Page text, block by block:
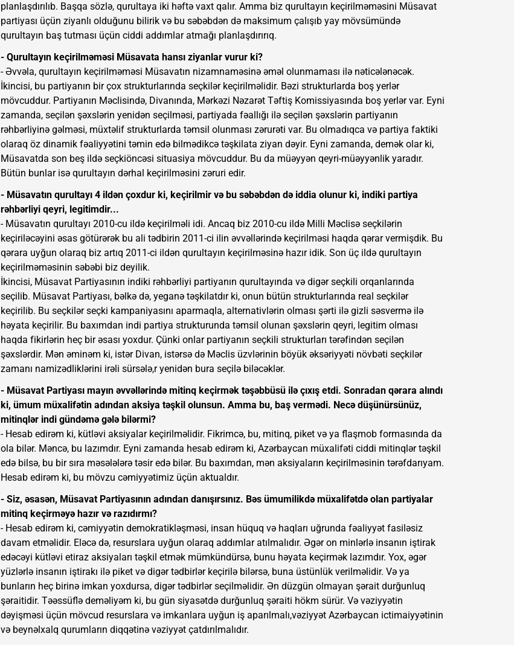
planlaşdırılıb. Başqa sözlə, qurultaya iki həftə vaxt qalır. Amma biz qurultayın keçirilməməsini Müsavat
partiyası üçün ziyanlı olduğunu bilirik və bu səbəbdən də maksimum çalışıb yay mövsümündə
qurultayın baş tutması üçün ciddi addımlar atmağı planlaşdırırıq.
- Qurultayın keçirilməməsi Müsavata hansı ziyanlar vurur ki?
- Əvvəla, qurultayın keçirilməməsi Müsavatın nizamnaməsinə əməl olunmaması ilə nəticələnəcək.
İkincisi, bu partiyanın bir çox strukturlarında seçkilər keçirilməlidir. Bəzi strukturlarda boş yerlər
mövcuddur. Partiyanın Məclisində, Divanında, Mərkəzi Nəzarət Təftiş Komissiyasında boş yerlər var. Eyni
zamanda, seçilən şəxslərin yenidən seçilməsi, partiyada fəallığı ilə seçilən şəxslərin partiyanın
rəhbərliyinə gəlməsi, müxtəlif strukturlarda təmsil olunması zərurəti var. Bu olmadıqca və partiya faktiki
olaraq öz dinamik fəaliyyətini təmin edə bilmədikcə təşkilata ziyan dəyir. Eyni zamanda, demək olar ki,
Müsavatda son beş ildə seçkiöncəsi situasiya mövcuddur. Bu da müəyyən qeyri-müəyyənlik yaradır.
Bütün bunlar isə qurultayın dərhal keçirilməsini zəruri edir.
- Müsavatın qurultayı 4 ildən çoxdur ki, keçirilmir və bu səbəbdən də iddia olunur ki, indiki partiya
rəhbərliyi qeyri, legitimdir...
- Müsavatın qurultayı 2010-cu ildə keçirilməli idi. Ancaq biz 2010-cu ildə Milli Məclisə seçkilərin
keçiriləcəyini əsas götürərək bu ali tədbirin 2011-ci ilin əvvəllərində keçirilməsi haqda qərar vermişdik. Bu
qərara uyğun olaraq biz artıq 2011-ci ildən qurultayın keçirilməsinə hazır idik. Son üç ildə qurultayın
keçirilməməsinin səbəbi biz deyilik.
İkincisi, Müsavat Partiyasının indiki rəhbərliyi partiyanın qurultayında və digər seçkili orqanlarında
seçilib. Müsavat Partiyası, bəlkə də, yeganə təşkilatdır ki, onun bütün strukturlarında real seçkilər
keçirilib. Bu seçkilər seçki kampaniyasını aparmaqla, alternativlərin olması şərti ilə gizli səsvermə ilə
həyata keçirilir. Bu baxımdan indi partiya strukturunda təmsil olunan şəxslərin qeyri, legitim olması
haqda fikirlərin heç bir əsası yoxdur. Çünki onlar partiyanın seçkili strukturları tərəfindən seçilən
şəxslərdir. Mən əminəm ki, istər Divan, istərsə də Məclis üzvlərinin böyük əksəriyyəti növbəti seçkilər
zamanı namizədliklərini irəli sürsələ,r yenidən bura seçilə biləcəklər.
- Müsavat Partiyası mayın əvvəllərində mitinq keçirmək təşəbbüsü ilə çıxış etdi. Sonradan qərara alındı
ki, ümum müxalifətin adından aksiya təşkil olunsun. Amma bu, baş vermədi. Necə düşünürsünüz,
mitinqlər indi gündəmə gələ bilərmi?
- Hesab edirəm ki, kütləvi aksiyalar keçirilməlidir. Fikrimcə, bu, mitinq, piket və ya flaşmob formasında da
ola bilər. Məncə, bu lazımdır. Eyni zamanda hesab edirəm ki, Azərbaycan müxalifəti ciddi mitinqlər təşkil
edə bilsə, bu bir sıra məsələlərə təsir edə bilər. Bu baxımdan, mən aksiyaların keçirilməsinin tərəfdarıyam.
Hesab edirəm ki, bu mövzu cəmiyyətimiz üçün aktualdır.
- Siz, əsasən, Müsavat Partiyasının adından danışırsınız. Bəs ümumilikdə müxalifətdə olan partiyalar
mitinq keçirməyə hazır və razıdırmı?
- Hesab edirəm ki, cəmiyyətin demokratikləşməsi, insan hüquq və haqları uğrunda fəaliyyət fasiləsiz
davam etməlidir. Eləcə də, resurslara uyğun olaraq addımlar atılmalıdır. Əgər on minlərlə insanın iştirak
edəcəyi kütləvi etiraz aksiyaları təşkil etmək mümkündürsə, bunu həyata keçirmək lazımdır. Yox, əgər
yüzlərlə insanın iştirakı ilə piket və digər tədbirlər keçirilə bilərsə, buna üstünlük verilməlidir. Və ya
bunların heç birinə imkan yoxdursa, digər tədbirlər seçilməlidir. Ən düzgün olmayan şərait durğunluq
şəraitidir. Təəssüflə deməliyəm ki, bu gün siyasətdə durğunluq şəraiti hökm sürür. Və vəziyyətin
dəyişməsi üçün mövcud resurslara və imkanlara uyğun iş aparılmalı,vəziyyət Azərbaycan ictimaiyyətinin
və beynəlxalq qurumların diqqətinə vəziyyət çatdırılmalıdır.